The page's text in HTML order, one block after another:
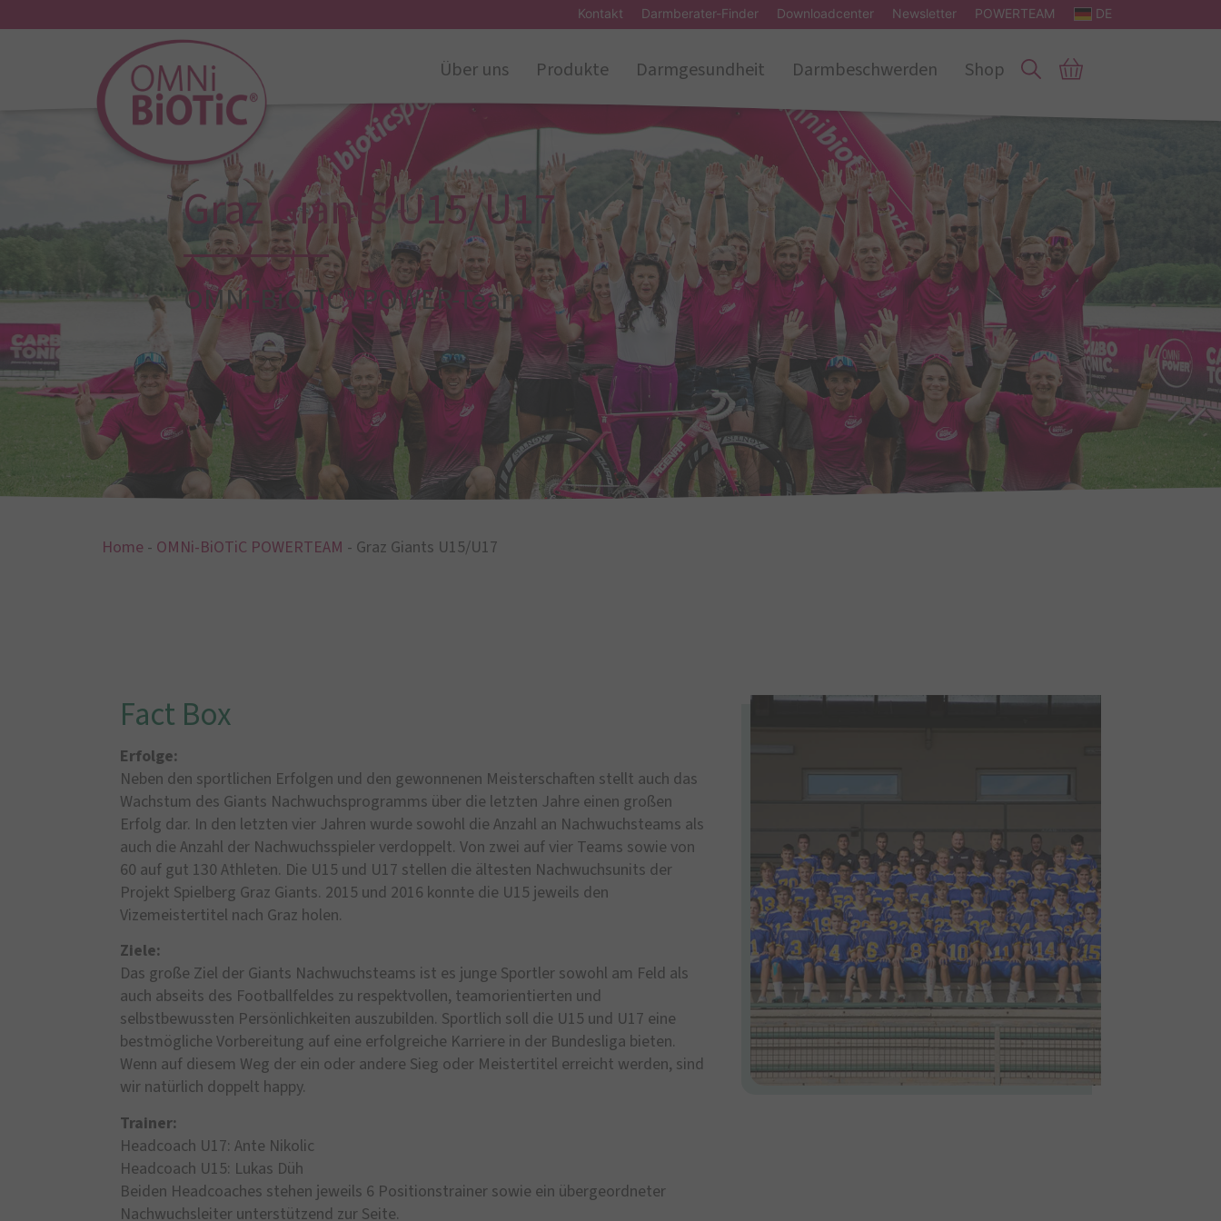
Kontakt Darmberater-Finder Downloadcenter Newsletter POWERTEAM DE
Über uns Produkte Darmgesundheit Darmbeschwerden Shop
Graz Giants U15/U17
OMNi-BiOTiC® POWER-Team
Home - OMNi-BiOTiC POWERTEAM - Graz Giants U15/U17
Fact Box
Erfolge:
Neben den sportlichen Erfolgen und den gewonnenen Meisterschaften stellt auch das
Wachstum des Giants Nachwuchsprogramms über die letzten Jahre einen großen
Erfolg dar. In den letzten vier Jahren wurde sowohl die Anzahl an Nachwuchsteams als
auch die Anzahl der Nachwuchsspieler verdoppelt. Von zwei auf vier Teams sowie von
60 auf gut 130 Athleten. Die U15 und U17 stellen die ältesten Nachwuchsunits der
Projekt Spielberg Graz Giants. 2015 und 2016 konnte die U15 jeweils den
Vizemeistertitel nach Graz holen.
Ziele:
Das große Ziel der Giants Nachwuchsteams ist es junge Sportler sowohl am Feld als
auch abseits des Footballfeldes zu respektvollen, teamorientierten und
selbstbewussten Persönlichkeiten auszubilden. Sportlich soll die U15 und U17 eine
bestmögliche Vorbereitung auf eine erfolgreiche Karriere in der Bundesliga bieten.
Wenn auf diesem Weg der ein oder andere Sieg oder Meistertitel erreicht werden, sind
wir natürlich doppelt happy.
Trainer:
Headcoach U17: Ante Nikolic
Headcoach U15: Lukas Düh
Beiden Headcoaches stehen jeweils 6 Positionstrainer sowie ein übergeordneter
Nachwuchsleiter unterstützend zur Seite.